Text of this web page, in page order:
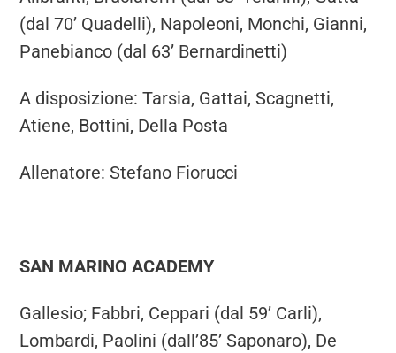
(dal 70’ Quadelli), Napoleoni, Monchi, Gianni,
Panebianco (dal 63’ Bernardinetti)
A disposizione: Tarsia, Gattai, Scagnetti,
Atiene, Bottini, Della Posta
Allenatore: Stefano Fiorucci
SAN MARINO ACADEMY
Gallesio; Fabbri, Ceppari (dal 59’ Carli),
Lombardi, Paolini (dall’85’ Saponaro), De